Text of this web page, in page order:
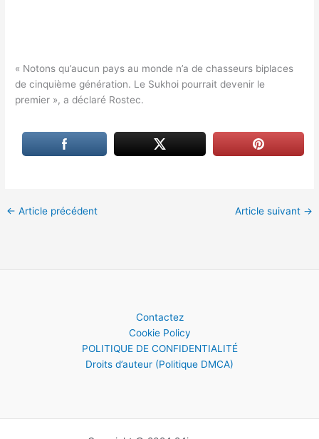
« Notons qu’aucun pays au monde n’a de chasseurs biplaces
de cinquième génération. Le Sukhoi pourrait devenir le
premier », a déclaré Rostec.
← Article précédent Article suivant →
Contactez
Cookie Policy
POLITIQUE DE CONFIDENTIALITÉ
Droits d’auteur (Politique DMCA)